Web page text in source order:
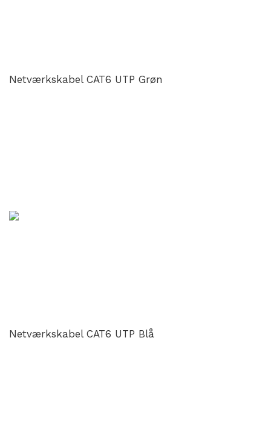
Netværkskabel CAT6 UTP Grøn
Netværkskabel CAT6 UTP Blå